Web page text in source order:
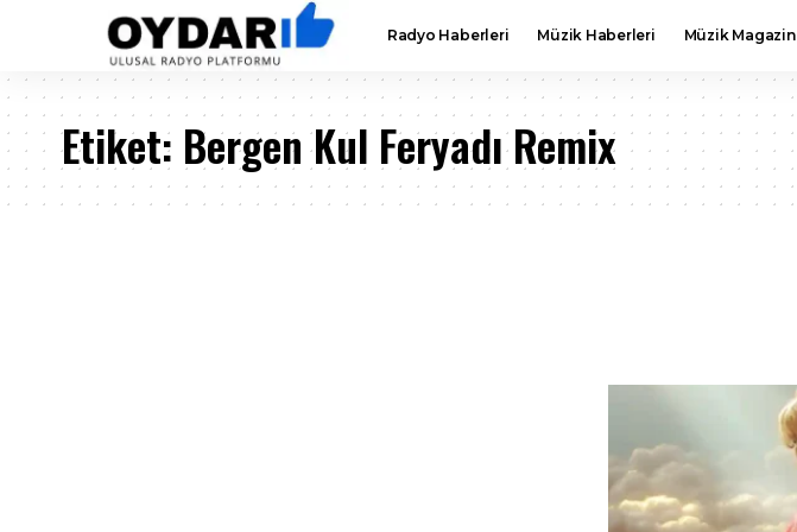
Radyo Haberleri Müzik Haberleri Müzik Magazin
Etiket: Bergen Kul Feryadı Remix